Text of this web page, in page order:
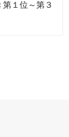
１位～第３